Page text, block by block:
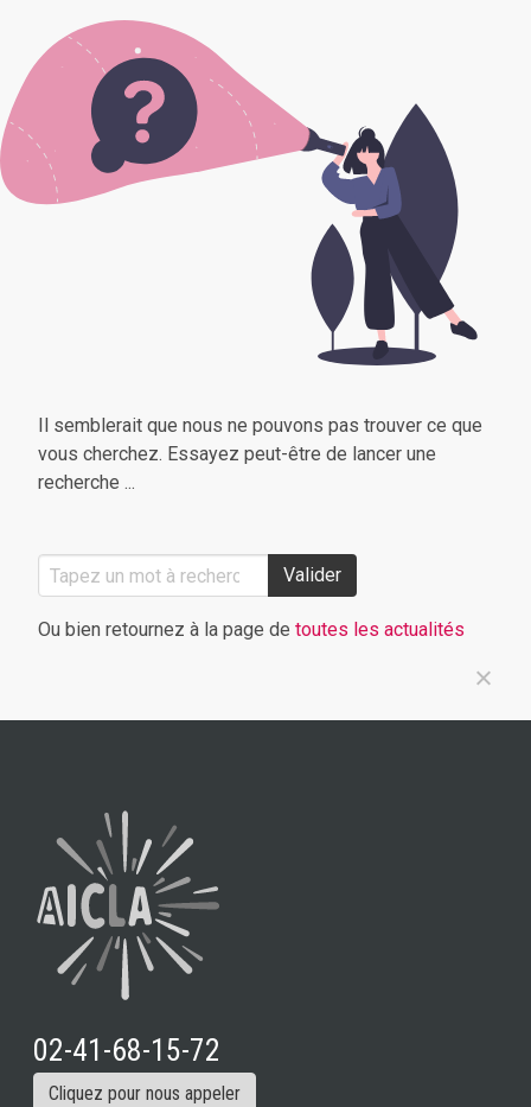
Il semblerait que nous ne pouvons pas trouver ce que
vous cherchez. Essayez peut-être de lancer une
recherche ...
Valider
Ou bien retournez à la page de toutes les actualités
02-41-68-15-72
Cliquez pour nous appeler